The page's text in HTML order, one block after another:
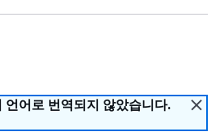
언어로 번역되지 않았습니다.